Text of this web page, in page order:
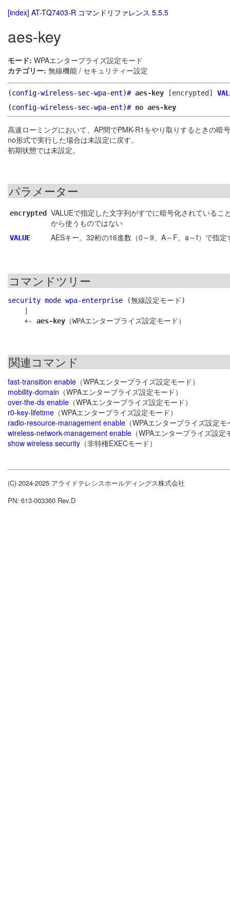
[index] AT-TQ7403-R コマンドリファレンス 5.5.5
aes-key
モード: WPAエンタープライズ設定モード
カテゴリー: 無線機能 / セキュリティー設定
(config-wireless-sec-wpa-ent)# aes-key [encrypted]
(config-wireless-sec-wpa-ent)# no aes-key
高速ローミングにおいて、AP間でPMK-R1をやり取りするときの暗
no形式で実行した場合は未設定に戻す。
初期状態では未設定。
パラメーター
encrypted
VALUEで指定した文字列がすでに暗号化されている
から使うものではない
VALUE AESキー。32桁の16進数（0～9、A～F、a～f）で指
コマンドツリー
security mode wpa-enterprise (無線設定モード)
    +-
aes-key
関連コマンド
fast-transition enable （WPAエンタープライズ設定モード）
mobility-domain （WPAエンタープライズ設定モード）
over-the-ds enable （WPAエンタープライズ設定モード）
r0-key-lifetime （WPAエンタープライズ設定モード）
radio-resource-management enable （WPAエンタープライズ設定モ
wireless-network-management enable （WPAエンタープライズ設定
show wireless security （非特権EXECモード）
(C) 2024-2025 アライドテレシスホールディングス株式会社
PN: 613-003360 Rev.D